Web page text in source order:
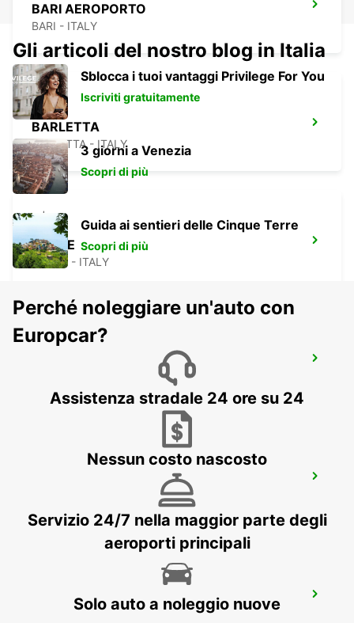
BARI AEROPORTO
BARI - ITALY
BARLETTA
BARLETTA - ITALY
RENDE
RENDE - ITALY
LAMEZIA TERME - ITALY
LAMEZIA AEROPORTO
Gli articoli del nostro blog in Italia
Sblocca i tuoi vantaggi Privilege For You
Iscriviti gratuitamente
3 giorni a Venezia
Scopri di più
Guida ai sentieri delle Cinque Terre
Scopri di più
Perché noleggiare un'auto con
Europcar?
Assistenza stradale 24 ore su 24
Nessun costo nascosto
Servizio 24/7 nella maggior parte degli
aeroporti principali
Solo auto a noleggio nuove